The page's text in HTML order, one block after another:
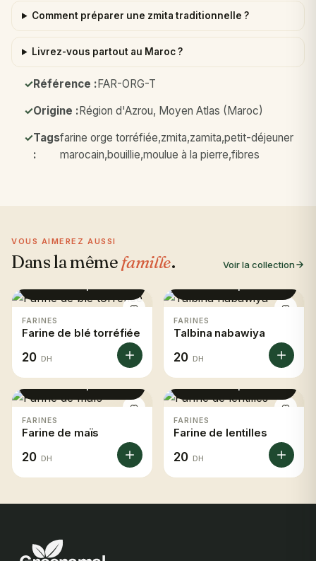
Comment préparer une zmita traditionnelle ?
Livrez-vous partout au Maroc ?
Référence :FAR-ORG-T
Origine :Région d'Azrou, Moyen Atlas (Maroc)
Tags
:
farine orge torréfiée,zmita,zamita,petit-déjeuner
marocain,bouillie,moulue à la pierre,fibres
VOUS AIMEREZ AUSSI
Dans la mêmefamille. Voir la collection
FARINES
Farine de blé torréfiée
20 DH
FARINES
Talbina nabawiya
20 DH
FARINES
Farine de maïs
20 DH
FARINES
Farine de lentilles
20 DH